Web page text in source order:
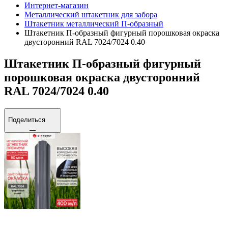
Интернет-магазин
Металлический штакетник для забора
Штакетник металлический П-образный
Штакетник П-образный фигурный порошковая окраска
двусторонний RAL 7024/7024 0.40
Штакетник П-образный фигурный
порошковая окраска двусторонний
RAL 7024/7024 0.40
Поделиться